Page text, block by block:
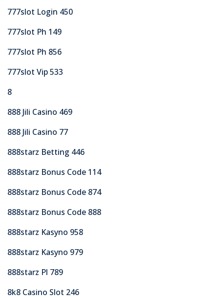
777slot Login 450
777slot Ph 149
777slot Ph 856
777slot Vip 533
8
888 Jili Casino 469
888 Jili Casino 77
888starz Betting 446
888starz Bonus Code 114
888starz Bonus Code 874
888starz Bonus Code 888
888starz Kasyno 958
888starz Kasyno 979
888starz Pl 789
8k8 Casino Slot 246